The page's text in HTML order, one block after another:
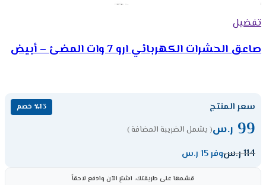
تفضيل
صاعق الحشرات الكهربائي ارو 7 وات المضئ – أبيض
سعر المنتج ٪13 خصم
99 ر.س( يشمل الضريبة المضافة )
114ر.سوفر 15 ر.س
قسّمها على طريقتك، اشترِ الآن وادفع لاحقاً